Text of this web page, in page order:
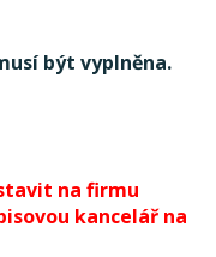
být vyplněna.
na firmu
kancelář na